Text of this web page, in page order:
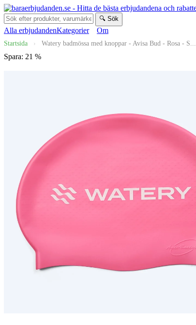
🔍 Sök
Alla erbjudandenKategorier Om
Startsida › Watery badmössa med knoppar - Avisa Bud - Rosa - S...
Spara: 21 %